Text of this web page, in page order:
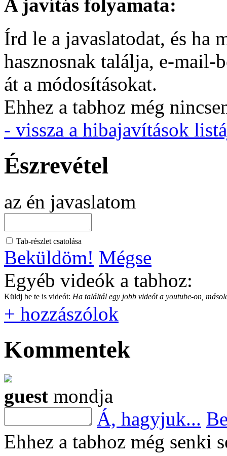
A javítás folyamata:
Írd le a javaslatodat, és ha
hasznosnak találja, e-mail-
át a módosításokat.
Ehhez a tabhoz még
- vissza a hibajavítások
Észrevétel
az én javaslatom
Tab-részlet csatolása
Beküldöm! Mégse
Egyéb videók a tabhoz:
Küldj be te is videót: Ha találtál egy jobb videót a youtube-on,
+ hozzászólok
Kommentek
guest mondja
Á, hagyjuk...
Ehhez a tabhoz még senki